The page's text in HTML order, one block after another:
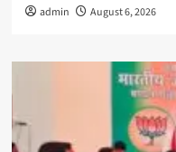
admin August 6, 2026